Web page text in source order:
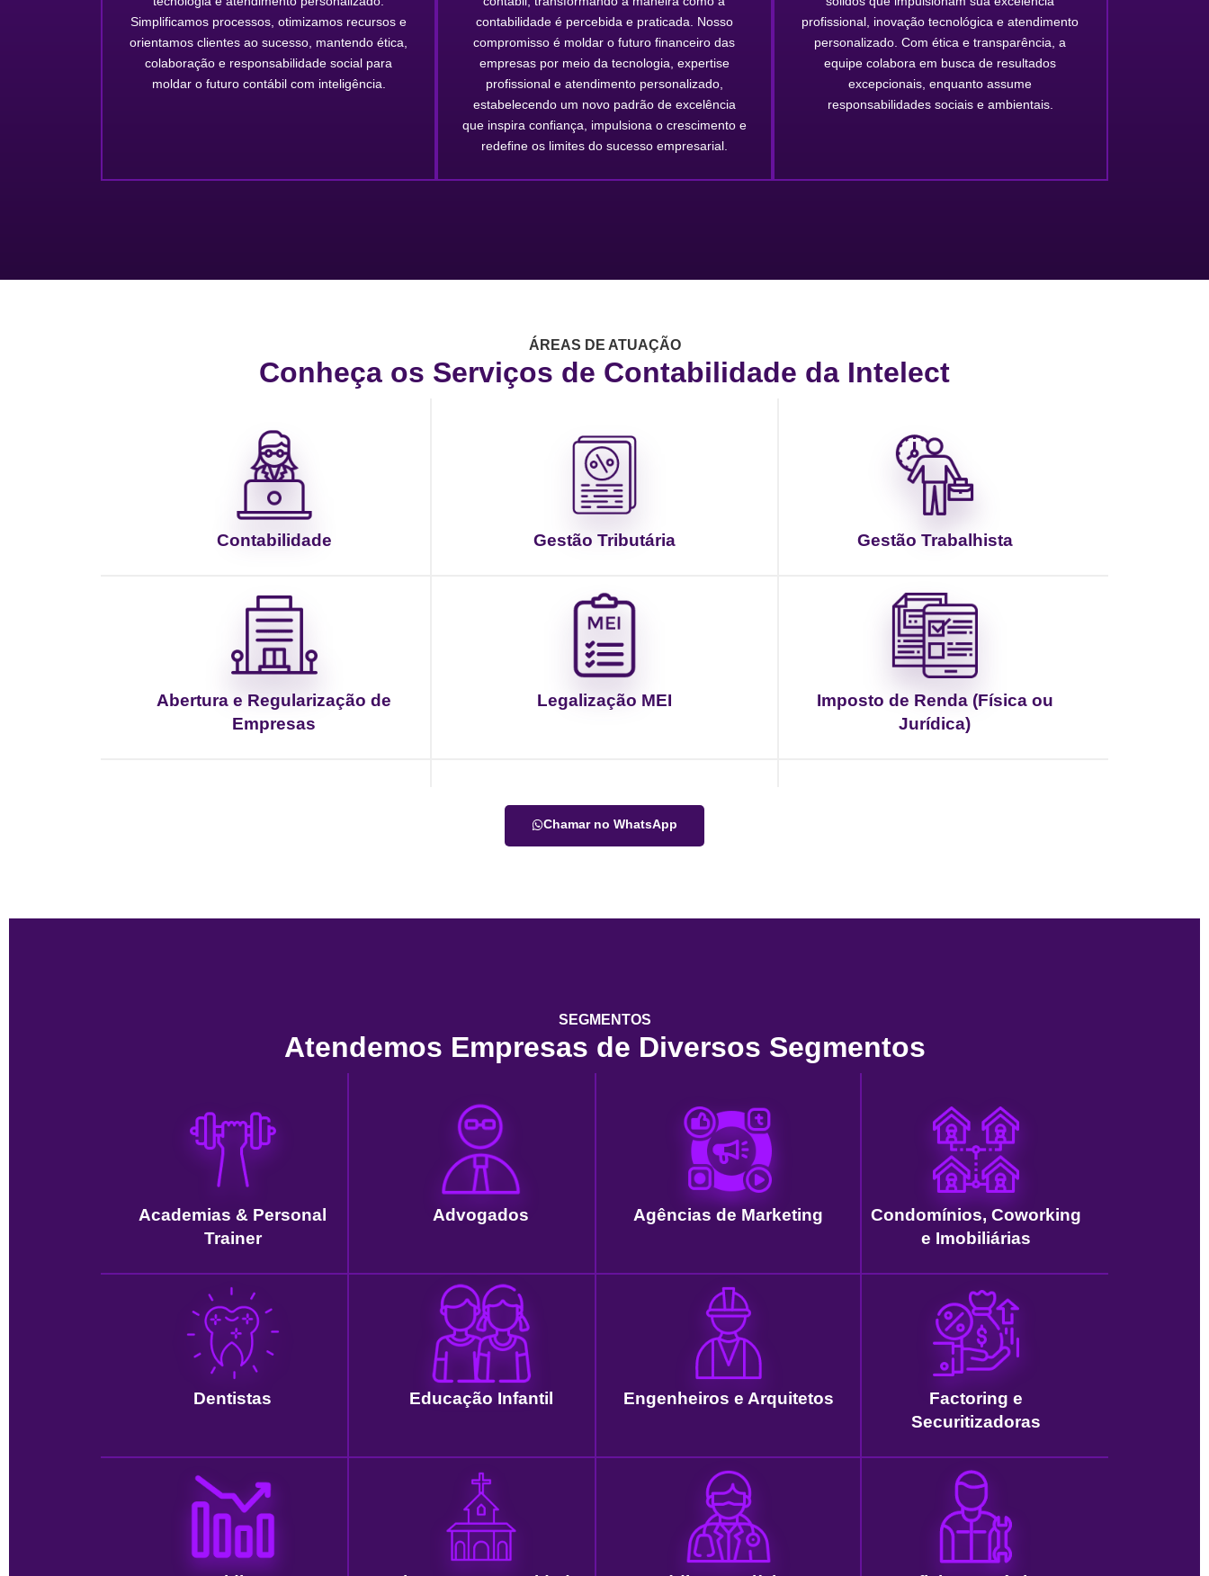
Simplificamos processos, otimizamos recursos e
orientamos clientes ao sucesso, mantendo ética,
colaboração e responsabilidade social para
moldar o futuro contábil com inteligência.
contabilidade é percebida e praticada. Nosso
compromisso é moldar o futuro financeiro das
empresas por meio da tecnologia, expertise
profissional e atendimento personalizado,
estabelecendo um novo padrão de excelência
que inspira confiança, impulsiona o crescimento e
redefine os limites do sucesso empresarial.
profissional, inovação tecnológica e atendimento
personalizado. Com ética e transparência, a
equipe colabora em busca de resultados
excepcionais, enquanto assume
responsabilidades sociais e ambientais.
ÁREAS DE ATUAÇÃO
Conheça os Serviços de Contabilidade da Intelect
Contabilidade Gestão Tributária Gestão Trabalhista
Abertura e Regularização de
Empresas
Legalização MEI
Imposto de Renda (Física ou
Jurídica)
Chamar no WhatsApp
SEGMENTOS
Atendemos Empresas de Diversos Segmentos
Academias & Personal
Trainer
Advogados Agências de Marketing
Condomínios, Coworking
e Imobiliárias
Dentistas Educação Infantil Engenheiros e Arquitetos
Factoring e
Securitizadoras